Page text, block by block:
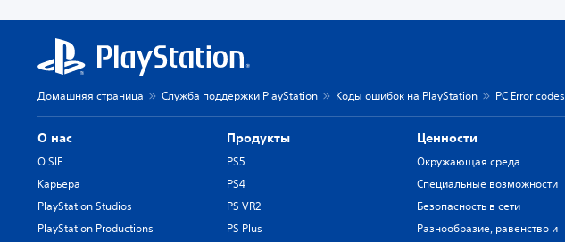
Домашняя страница Служба поддержки PlayStation Коды ошибок на PlayStation PC Error codes
О нас
О SIE
Карьера
PlayStation Studios
PlayStation Productions
Продукты
PS5
PS4
PS VR2
PS Plus
Ценности
Окружающая среда
Специальные возможности
Безопасность в сети
Разнообразие, равенство и